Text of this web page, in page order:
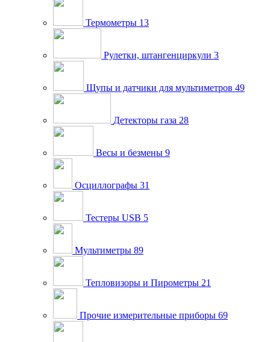
Термометры 13
Рулетки, штангенциркули 3
Щупы и датчики для мультиметров 49
Детекторы газа 28
Весы и безмены 9
Осциллографы 31
Тестеры USB 5
Мультиметры 89
Тепловизоры и Пирометры 21
Прочие измерительные приборы 69